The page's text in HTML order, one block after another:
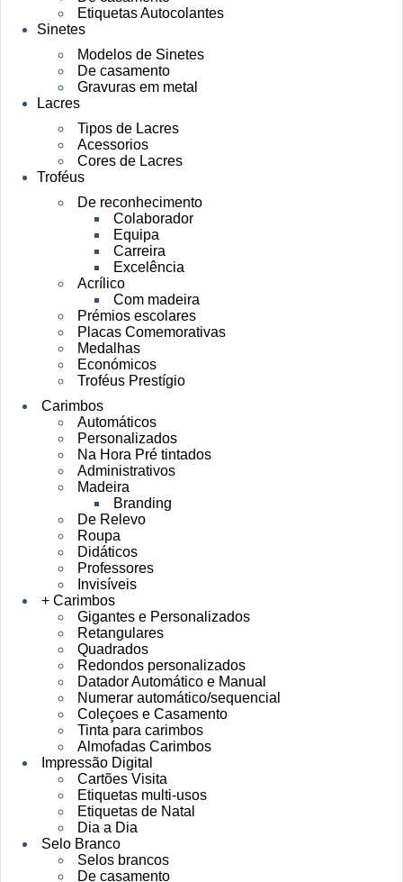
Etiquetas Autocolantes
Sinetes
Modelos de Sinetes
De casamento
Gravuras em metal
Lacres
Tipos de Lacres
Acessorios
Cores de Lacres
Troféus
De reconhecimento
Colaborador
Equipa
Carreira
Excelência
Acrílico
Com madeira
Prémios escolares
Placas Comemorativas
Medalhas
Económicos
Troféus Prestígio
Carimbos
Automáticos
Personalizados
Na Hora Pré tintados
Administrativos
Madeira
Branding
De Relevo
Roupa
Didáticos
Professores
Invisíveis
+ Carimbos
Gigantes e Personalizados
Retangulares
Quadrados
Redondos personalizados
Datador Automático e Manual
Numerar automático/sequencial
Coleçoes e Casamento
Tinta para carimbos
Almofadas Carimbos
Impressão Digital
Cartões Visita
Etiquetas multi-usos
Etiquetas de Natal
Dia a Dia
Selo Branco
Selos brancos
De casamento